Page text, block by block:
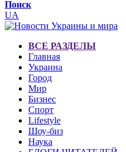
Поиск
UA
ВСЕ РАЗДЕЛЫ
Главная
Украина
Город
Мир
Бизнес
Спорт
Lifestyle
Шоу-биз
Наука